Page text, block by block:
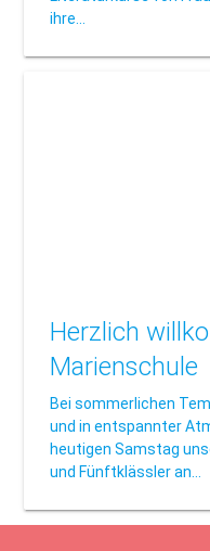
ihre…
Herzlich
Marienschule
Bei sommerlichen
und in entspannter
heutigen Samstag
und Fünftklässler an…